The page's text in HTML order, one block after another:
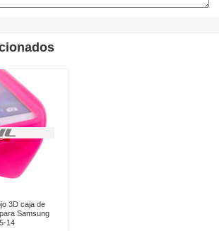
3D caja de
Samsung
14